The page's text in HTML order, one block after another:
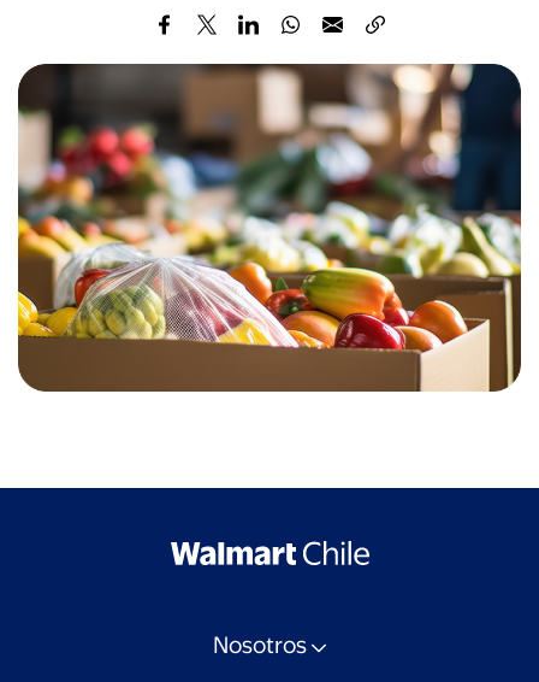
Nosotros